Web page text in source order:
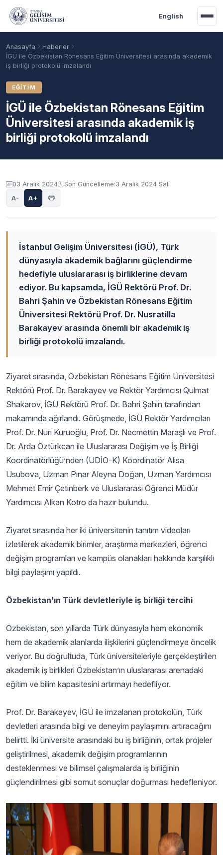
Ana içeriğe geç
English
Anasayfa
Haberler
İGÜ ile Özbekistan Rönesans Eğitim Üniversitesi arasında akademik
iş birliği protokolü imzalandı
EĞITIM
İGÜ ile Özbekistan Rönesans Eğitim
Üniversitesi arasında akademik iş
birliği protokolü imzalandı
03 Aralık 2024 Son Güncelleme:3 Aralık 2024 Salı
A- A+
İstanbul Gelişim Üniversitesi (İGÜ), Türk
dünyasıyla akademik bağlarını güçlendirme
hedefiyle uluslararası iş birliklerine devam
ediyor. Bu kapsamda, İGÜ Rektörü Prof. Dr.
Bahri Şahin ve Özbekistan Rönesans Eğitim
Üniversitesi Rektörü Prof. Dr. Nusratilla
Barakayev arasında önemli bir akademik iş
birliği protokolü imzalandı.
Ziyaret sırasında, Özbekistan Rönesans Eğitim Üniversitesi
Rektörü Prof. Dr. Barakayev ve Rektör Yardımcısı Qulmat
Shakarov, İGÜ Rektörü Prof. Dr. Bahri Şahin tarafından
makamında ağırlandı. Görüşmede, İGÜ Rektör Yardımcıları
Prof. Dr. Nuri Kuruoğlu, Prof. Dr. Necmettin Maraşlı ve Prof.
Dr. Arda Öztürkcan ile Uluslararası Değişim ve İş Birliği
Koordinatörlüğü’nden (UDİO-K) Koordinatör Alisa
Usubova, Uzman Pınar Aleyna Doğan, Uzman Yardımcısı
Mehmet Emir Çetinberk ve Uluslararası Öğrenci Müdür
Yardımcısı Alkan Kotro da hazır bulundu.
Ziyaret sırasında her iki üniversitenin tanıtım videoları
izletilerek akademik birimler, araştırma merkezleri, öğrenci
değişim programları ve kampüs olanakları hakkında karşılıklı
bilgi paylaşımı yapıldı.
Özbekistan’ın Türk devletleriyle iş birliği tercihi
Özbekistan, son yıllarda Türk dünyasıyla hem ekonomik
hem de akademik alanlarda ilişkilerini güçlendirmeye öncelik
veriyor. Bu doğrultuda, Türk üniversiteleriyle gerçekleştirilen
akademik iş birlikleri Özbekistan’ın uluslararası arenadaki
eğitim ve bilim kapasitesini artırmayı hedefliyor.
Prof. Dr. Barakayev, İGÜ ile imzalanan protokolün, Türk
devletleri arasında bilgi ve deneyim paylaşımını artıracağını
belirtti. İki üniversite arasındaki bu iş birliğinin, ortak projeler
geliştirilmesi, akademik değişim programlarının
desteklenmesi ve bilimsel çalışmalarda iş birliğinin
güçlendirilmesi gibi somut sonuçlar doğurması hedefleniyor.